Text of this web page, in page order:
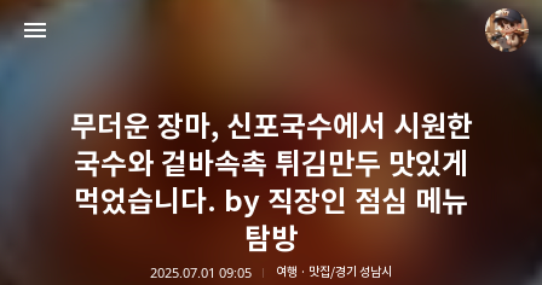
무더운 장마, 신포국수에서 시원한
국수와 겉바속촉 튀김만두 맛있게
먹었습니다. by 직장인 점심 메뉴
탐방
2025.07.01 09:05 여행 · 맛집/경기 성남시
담덕이의 탐방일지